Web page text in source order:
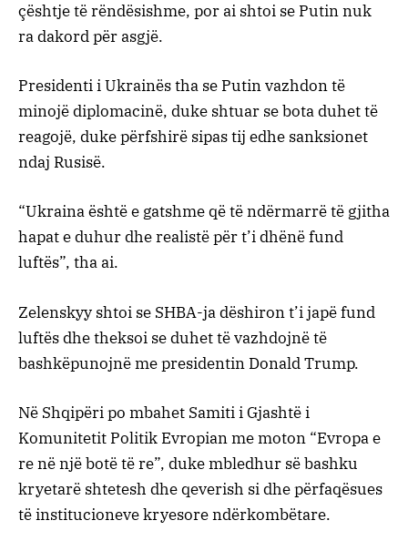
çështje të rëndësishme, por ai shtoi se Putin nuk
ra dakord për asgjë.
Presidenti i Ukrainës tha se Putin vazhdon të
minojë diplomacinë, duke shtuar se bota duhet të
reagojë, duke përfshirë sipas tij edhe sanksionet
ndaj Rusisë.
“Ukraina është e gatshme që të ndërmarrë të gjitha
hapat e duhur dhe realistë për t’i dhënë fund
luftës”, tha ai.
Zelenskyy shtoi se SHBA-ja dëshiron t’i japë fund
luftës dhe theksoi se duhet të vazhdojnë të
bashkëpunojnë me presidentin Donald Trump.
Në Shqipëri po mbahet Samiti i Gjashtë i
Komunitetit Politik Evropian me moton “Evropa e
re në një botë të re”, duke mbledhur së bashku
kryetarë shtetesh dhe qeverish si dhe përfaqësues
të institucioneve kryesore ndërkombëtare.